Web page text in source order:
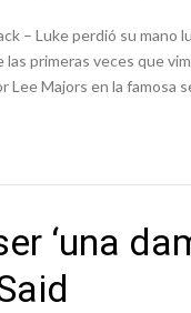
– Luke perdió su
primeras veces que
Lee Majors en la famosa
‘una